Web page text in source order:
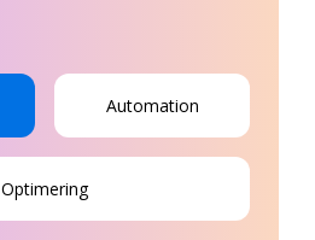
Automation
Optimering